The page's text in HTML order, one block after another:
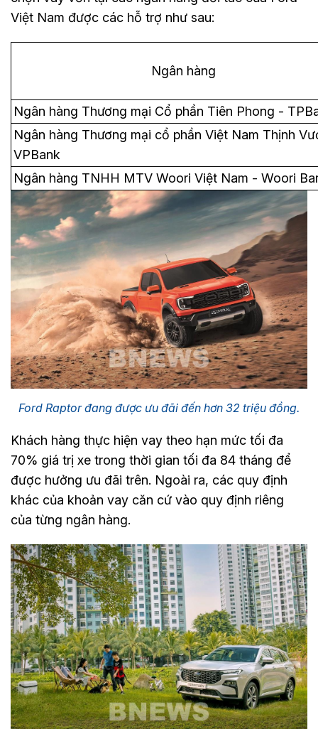
Việt Nam được các hỗ trợ như sau:
Ngân hàng
Ngân hàng Thương mại Cổ phần Tiên Phong -
Ngân hàng Thương mại cổ phần Việt Nam Thịnh
VPBank
Ngân hàng TNHH MTV Woori Việt Nam - Woori
Ford Raptor đang được ưu đãi đến hơn 32 triệu đồng.
Khách hàng thực hiện vay theo hạn mức tối đa
70% giá trị xe trong thời gian tối đa 84 tháng để
được hưởng ưu đãi trên. Ngoài ra, các quy định
khác của khoản vay căn cứ vào quy định riêng
của từng ngân hàng.